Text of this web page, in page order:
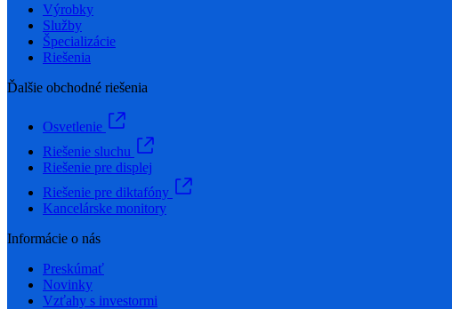
Výrobky
Služby
Špecializácie
Riešenia
Ďalšie obchodné riešenia
Osvetlenie
Riešenie sluchu
Riešenie pre displej
Riešenie pre diktafóny
Kancelárske monitory
Informácie o nás
Preskúmať
Novinky
Vzťahy s investormi